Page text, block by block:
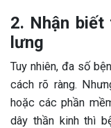
2. Nhận
lưng
Tuy nhiên, đa số
cách rõ ràng.
hoặc các phần
dây thần kinh thì